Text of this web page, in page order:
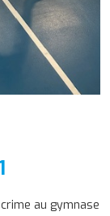
au gymnase